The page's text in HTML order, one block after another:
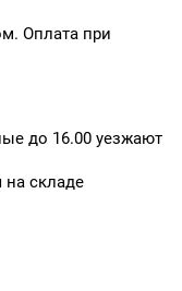
Оплата при
до 16.00 уезжают
на складе